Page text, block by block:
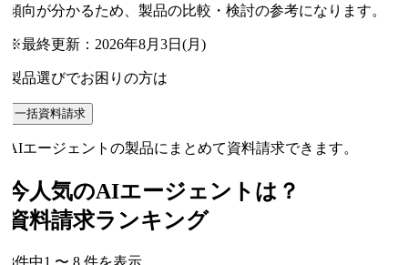
向が分かるため、製品の比較・検討の参考になります。
最終更新： 2026年8月3日(月)
品選びでお困りの方は
一括資料請求
エージェントの製品にまとめて資料請求できます。
人気のAIエージェント は？
料請求ランキング
件中1〜8件を表示